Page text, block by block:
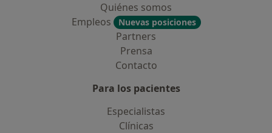
Quiénes somos
Empleos
Nuevas posiciones
Partners
Prensa
Contacto
Para los pacientes
Especialistas
Clínicas